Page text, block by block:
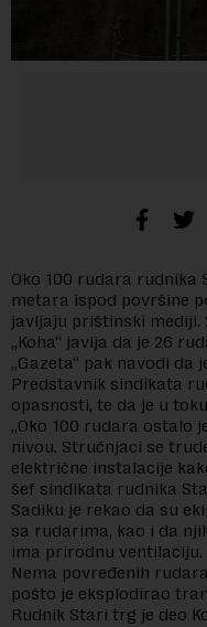
Oko 100 rudara rudnika
metara ispod površine
javljaju prištinski mediji.
„Koha“ javlja da je 26
„Gazeta“ pak navodi da
Predstavnik sindikata
opasnosti, te da je u
„Oko 100 rudara ostalo
nivou. Stručnjaci se
električne instalacije
šef sindikata rudnika
Sadiku je rekao da su
sa rudarima, kao i da
ima prirodnu ventilaciju.
Nema povređenih
pošto je eksplodirao
Rudnik Stari trg je deo